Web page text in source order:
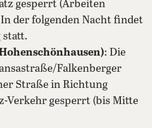
gesperrt (Arbeiten
der folgenden Nacht findet
statt.
: Die
Falkenberger
Straße in Richtung
Verkehr gesperrt (bis Mitte